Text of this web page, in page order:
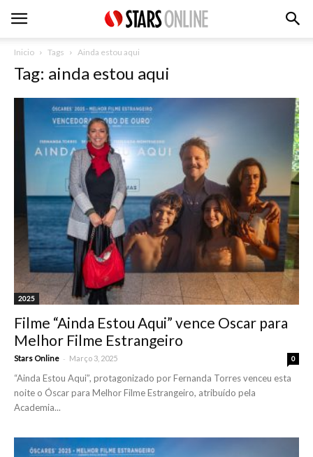
Inicio Tags Ainda estou aqui
Tag: ainda estou aqui
2025
Filme “Ainda Estou Aqui” vence Oscar para
Melhor Filme Estrangeiro
Stars Online - Março 3, 2025 0
“Ainda Estou Aqui”, protagonizado por Fernanda Torres venceu esta
noite o Óscar para Melhor Filme Estrangeiro, atribuído pela
Academia...